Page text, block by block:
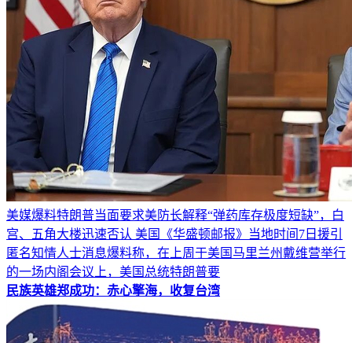
美媒爆料特朗普当面要求美防长解释“弹药库存极度短缺”，白
宫、五角大楼迅速否认 美国《华盛顿邮报》当地时间7日援引
匿名知情人士消息爆料称，在上周于美国马里兰州戴维营举行
的一场内阁会议上，美国总统特朗普要
民族英雄郑成功：赤心擎海，收复台湾